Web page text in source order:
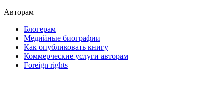
Авторам
Блогерам
Медийные биографии
Как опубликовать книгу
Коммерческие услуги авторам
Foreign rights